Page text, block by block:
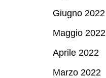
Giugno 2022
Maggio 2022
Aprile 2022
Marzo 2022